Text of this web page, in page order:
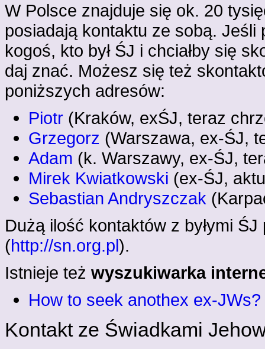
W Polsce znajduje się ok. 20
posiadają kontaktu ze sobą.
kogoś, kto był ŚJ i chciałby się
daj znać. Możesz się też
poniższych adresów:
Piotr (Kraków, exŚJ, teraz
Grzegorz (Warszawa, ex-ŚJ,
Adam (k. Warszawy, ex-ŚJ,
Mirek Kwiatkowski (ex-ŚJ,
Sebastian Andryszczak
Dużą ilość kontaktów z byłymi
(http://sn.org.pl).
Istnieje też wyszukiwarka
How to seek anothex ex-JWs?
Kontakt ze Świadkami